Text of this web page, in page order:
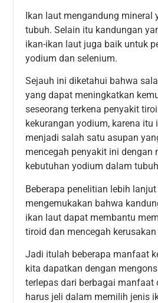
Ikan laut mengandung mineral
tubuh. Selain itu kandungan
ikan-ikan laut juga baik untuk
yodium dan selenium.
Sejauh ini diketahui bahwa
yang dapat meningkatkan
seseorang terkena penyakit
kekurangan yodium, karena itu
menjadi salah satu asupan
mencegah penyakit ini dengan
kebutuhan yodium dalam
Beberapa penelitian lebih
mengemukakan bahwa
ikan laut dapat membantu
tiroid dan mencegah
Jadi itulah beberapa manfaat
kita dapatkan dengan
terlepas dari berbagai manfaat
harus jeli dalam memilih jenis